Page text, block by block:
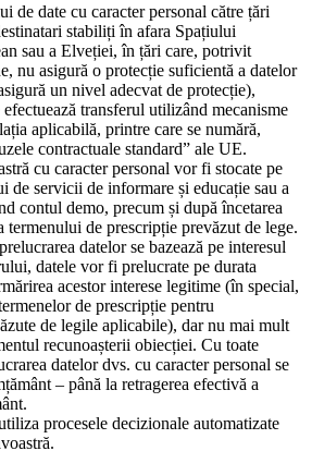
de date cu caracter personal către țări
stabiliți în afara Spațiului
sau a Elveției, în țări care, potrivit
nu asigură o protecție suficientă a datelor
un nivel adecvat de protecție),
transferul utilizând mecanisme
aplicabilă, printre care se numără,
contractuale standard” ale UE.
cu caracter personal vor fi stocate pe
de servicii de informare și educație sau a
contul demo, precum și după încetarea
termenului de prescripție prevăzut de lege.
datelor se bazează pe interesul
datele vor fi prelucrate pe durata
acestor interese legitime (în special,
de prescripție pentru
de legile aplicabile), dar nu mai mult
recunoașterii obiecției. Cu toate
datelor dvs. cu caracter personal se
– până la retragerea efectivă a
procesele decizionale automatizate